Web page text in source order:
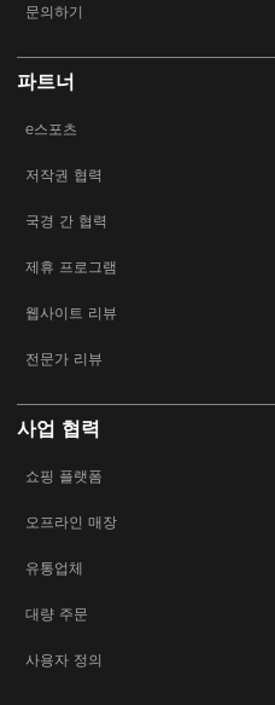
문의하기
파트너
e스포츠
저작권 협력
국경 간 협력
제휴 프로그램
웹사이트 리뷰
전문가 리뷰
사업 협력
쇼핑 플랫폼
오프라인 매장
유통업체
대량 주문
사용자 정의